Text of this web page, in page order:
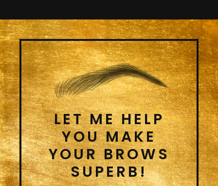
LET ME HELP
YOU MAKE
YOUR BROWS
SUPERB!